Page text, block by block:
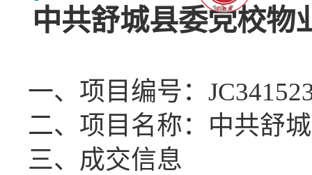
中共舒城县委党校物
一、 项目编号：
二、 项目名称： 中共舒
三、 成交信息